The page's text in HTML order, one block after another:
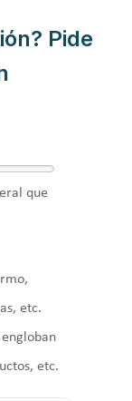
Pide
que
etc.
etc.